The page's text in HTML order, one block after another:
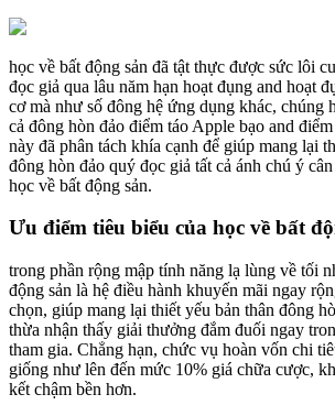
học về bất động sản đã tật thực được sức lôi
đọc giả qua lâu năm hạn hoạt đụng and hoạt
cơ mà như số đông hệ ứng dụng khác, chúng
cả đông hòn đảo điểm táo Apple bạo and
này đã phân tách khía cạnh để giúp mang lại
đông hòn đảo quý đọc giả tất cả ánh chú ý
học về bất động sản.
Ưu điểm tiêu biểu của học về bất
trong phần rộng mập tính năng lạ lùng về tối
động sản là hệ điều hành khuyến mãi ngay
chọn, giúp mang lại thiết yếu bản thân đông
thừa nhận thấy giải thưởng đắm đuối ngay
tham gia. Chẳng hạn, chức vụ hoàn vốn chi
giống như lên đến mức 10% giá chữa cược,
kết chậm bền hơn.